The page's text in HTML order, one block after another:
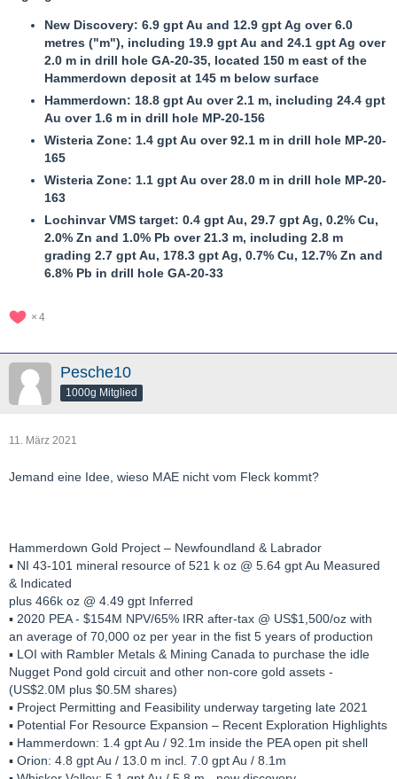
New Discovery: 6.9 gpt Au and 12.9 gpt Ag over 6.0
metres ("m"), including 19.9 gpt Au and 24.1 gpt Ag over
2.0 m in drill hole GA-20-35, located 150 m east of the
Hammerdown deposit at 145 m below surface
Hammerdown: 18.8 gpt Au over 2.1 m, including 24.4 gpt
Au over 1.6 m in drill hole MP-20-156
Wisteria Zone: 1.4 gpt Au over 92.1 m in drill hole MP-20-
165
Wisteria Zone: 1.1 gpt Au over 28.0 m in drill hole MP-20-
163
Lochinvar VMS target: 0.4 gpt Au, 29.7 gpt Ag, 0.2% Cu,
2.0% Zn and 1.0% Pb over 21.3 m, including 2.8 m
grading 2.7 gpt Au, 178.3 gpt Ag, 0.7% Cu, 12.7% Zn and
6.8% Pb in drill hole GA-20-33
4
Pesche10
1000g Mitglied
11. März 2021
Jemand eine Idee, wieso MAE nicht vom Fleck kommt?
Hammerdown Gold Project – Newfoundland & Labrador
▪ NI 43-101 mineral resource of 521 k oz @ 5.64 gpt Au Measured
& Indicated
plus 466k oz @ 4.49 gpt Inferred
▪ 2020 PEA - $154M NPV/65% IRR after-tax @ US$1,500/oz with
an average of 70,000 oz per year in the fist 5 years of production
▪ LOI with Rambler Metals & Mining Canada to purchase the idle
Nugget Pond gold circuit and other non-core gold assets -
(US$2.0M plus $0.5M shares)
▪ Project Permitting and Feasibility underway targeting late 2021
▪ Potential For Resource Expansion – Recent Exploration Highlights
▪ Hammerdown: 1.4 gpt Au / 92.1m inside the PEA open pit shell
▪ Orion: 4.8 gpt Au / 13.0 m incl. 7.0 gpt Au / 8.1m